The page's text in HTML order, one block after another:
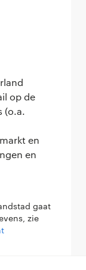
op de
(o.a.
en
en
gaat
zie